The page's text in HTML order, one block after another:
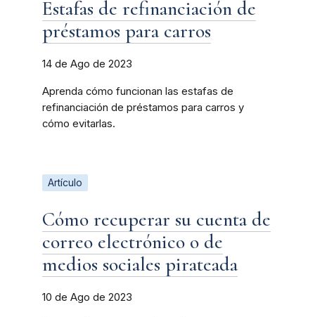
Estafas de refinanciación de
préstamos para carros
14 de Ago de 2023
Aprenda cómo funcionan las estafas de
refinanciación de préstamos para carros y
cómo evitarlas.
Artículo
Cómo recuperar su cuenta de
correo electrónico o de
medios sociales pirateada
10 de Ago de 2023